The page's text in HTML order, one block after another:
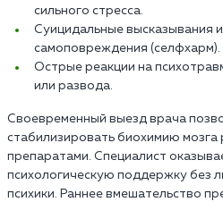
сильного стресса.
Суицидальные высказывания
самоповреждения (селфхарм).
Острые реакции на
или развода.
Своевременный выезд врача
стабилизировать биохимию мозга
препаратами. Специалист
психологическую поддержку без
психики. Раннее вмешательство